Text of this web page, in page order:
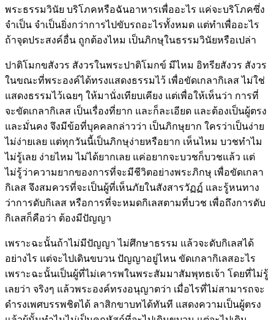
พระธรรมวินัย บริโภคหรือฉันอาหารเพื่ออะไร แค่จะบริโภคซึ่ง
จำเป็น จำเป็นยิ่งกว่าการไปขับรถอะไรทั้งหมด แต่ทำเพื่ออะไร
ถ้าจุดประสงค์อื่น ถูกต้องไหม เป็นภิกษุในธรรมวินัยหรือเปล่า
ปาติโมกขสังวร สังวรในพระปาติโมกข์ มีไหม อิทรียสังวร สังวร
ในขณะที่พระองค์ได้ทรงแสดงธรรมไว้ เพื่อขัดเกลากิเลส ไม่ใช่
แสดงธรรมไว้เฉยๆ ให้มานั่งเทียบเคียง แต่เพื่อให้เห็นว่า การที่
จะขัดเกลากิเลส เป็นเรื่องที่ยาก และก็ละเอียด และต้องเป็นผู้ตรง
และมั่นคง จึงมีข้อที่บุคคลกล่าวว่า เป็นภิกษุยาก ใครว่าเป็นง่าย
ไม่ง่ายเลย แต่ทุกวันนี้เป็นภิกษุง่ายหรือยาก เห็นไหม บวชทำไม
ไม่รู้เลย ง่ายไหม ไม่ได้ยากเลย แค่อยากจะบวชก็บวชแล้ว แต่
ไม่รู้ว่าความยากของการที่จะมีชีวิตอย่างพระภิกษุ เพื่อขัดเกลา
กิเลส จึงสมควรที่จะเป็นผู้ที่เห็นภัยในสังสารวัฏฏ์ และรู้หนทาง
ว่าการดับกิเลส หรือการที่จะหมดกิเลสตามที่บวช เพื่อถึงการดับ
กิเลสก็คือว่า ต้องมีปัญญา
เพราะฉะนั้นถ้าไม่มีปัญญา ไม่ศึกษาธรรม แล้วจะดับกิเลสได้
อย่างไร แต่จะไปเดินขบวน ปัญญาอยู่ไหน ขัดเกลากิเลสอะไร
เพราะฉะนั้นเป็นผู้ที่ไม่เคารพในพระสัมมาสัมพุทธเจ้า โดยที่ไม่รู้
เลยว่า จริงๆ แล้วพระองค์ทรงอนุญาตว่า เมื่อไรที่ไม่สามารถจะ
ดำรงเพศบรรพชิตได้ ลาสิกขาบทได้ทันที แสดงความเป็นผู้ตรง